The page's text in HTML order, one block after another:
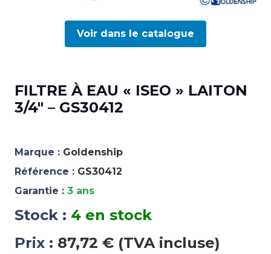
Voir dans le catalogue
FILTRE À EAU « ISEO » LAITON
3/4″ – GS30412
Marque : Goldenship
Référence : GS30412
Garantie : 3 ans
Stock : 4 en stock
Prix : 87,72 € (TVA incluse)